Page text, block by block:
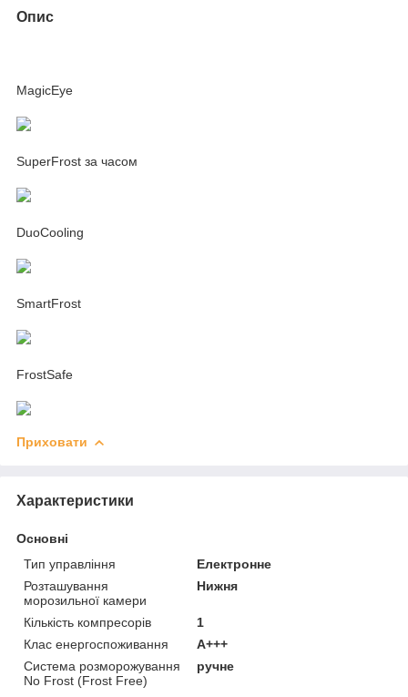
Опис
MagicEye
SuperFrost за часом
DuoCooling
SmartFrost
FrostSafe
Приховати
Характеристики
Основні
Тип управління
Електронне
Розташування
морозильної камери
Нижня
Кількість компресорів
1
Клас енергоспоживання
A+++
Система розморожування
No Frost (Frost Free)
ручне